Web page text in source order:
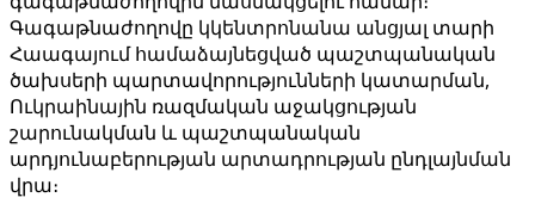
Գագաթնաժողովը կկենտրոնանա անցյալ տարի
Հաագայում համաձայնեցված պաշտպանական
ծախսերի պարտավորությունների կատարման,
Ուկրաինային ռազմական աջակցության
շարունակման և պաշտպանական
արդյունաբերության արտադրության ընդլայնման
վրա։